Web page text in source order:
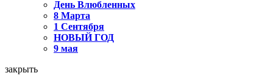
День Влюбленных
8 Марта
1 Сентября
НОВЫЙ ГОД
9 мая
закрыть